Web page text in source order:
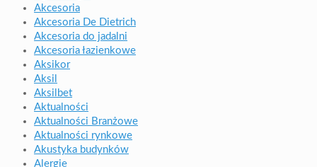
Akcesoria
Akcesoria De Dietrich
Akcesoria do jadalni
Akcesoria łazienkowe
Aksikor
Aksil
Aksilbet
Aktualności
Aktualności Branżowe
Aktualności rynkowe
Akustyka budynków
Alergie